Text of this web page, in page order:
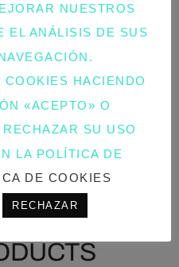
NUESTROS
EL ANÁLISIS DE SUS
COOKIES HACIENDO
«ACEPTO» O
SU USO
LA POLÍTICA DE
DE COOKIES
RECHAZAR